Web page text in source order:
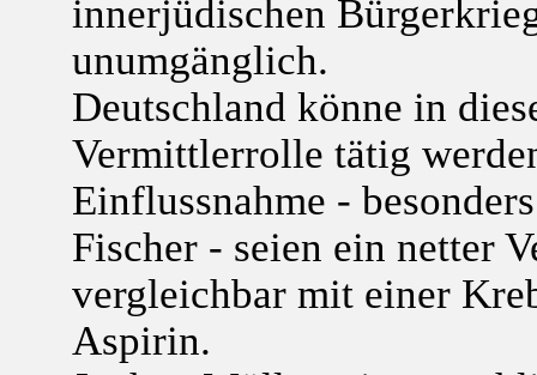
innerjüdischen
unumgänglich.
Deutschland könne in
Vermittlerrolle tätig
Einflussnahme -
Fischer - seien ein netter
vergleichbar mit einer
Aspirin.